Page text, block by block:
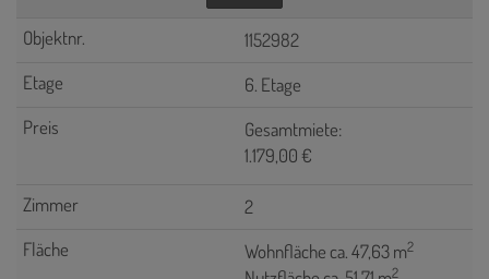
1152982
6. Etage
Gesamtmiete:
1.179,00 €
2
Wohnfläche ca. 47,63 m2
2